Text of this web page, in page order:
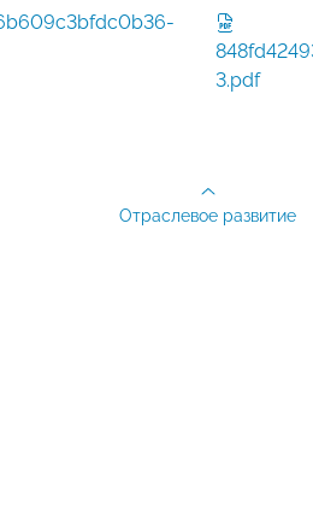
3.pdf
Отраслевое развитие